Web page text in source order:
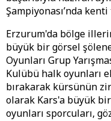
Şampiyonası’nda
Erzurum'da bölge
büyük bir görsel
Oyunları Grup
Kulübü halk oyunları
bırakarak kürsünün
olarak Kars'a büyük
oyunları sporcuları,